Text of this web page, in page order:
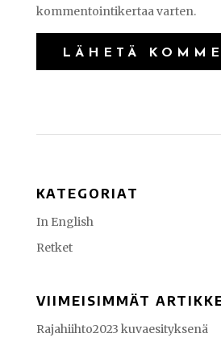
kommentointikertaa varten.
KATEGORIAT
In English
Retket
VIIMEISIMMÄT
Rajahiihto2023 kuvaesityksenä